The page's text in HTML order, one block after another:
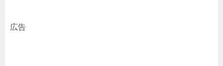
広告